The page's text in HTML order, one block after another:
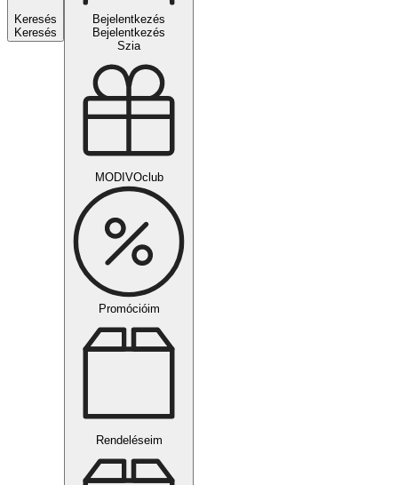
Keresés
Keresés
Bejelentkezés
Bejelentkezés
Szia
MODIVOclub
Promócióim
Rendeléseim